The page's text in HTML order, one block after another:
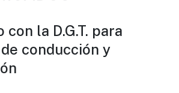
con la D.G.T. para
conducción y